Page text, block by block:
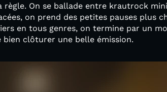
règle. On se ballade entre krautrock
on prend des petites pauses plus
en tous genres, on termine par un
clôturer une belle émission.